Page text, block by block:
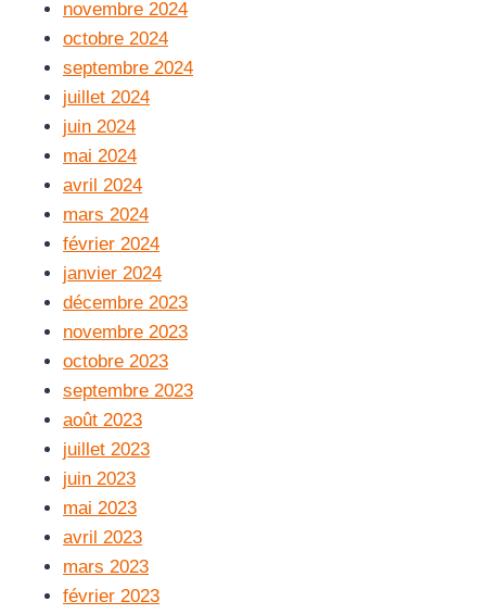
novembre 2024
octobre 2024
septembre 2024
juillet 2024
juin 2024
mai 2024
avril 2024
mars 2024
février 2024
janvier 2024
décembre 2023
novembre 2023
octobre 2023
septembre 2023
août 2023
juillet 2023
juin 2023
mai 2023
avril 2023
mars 2023
février 2023